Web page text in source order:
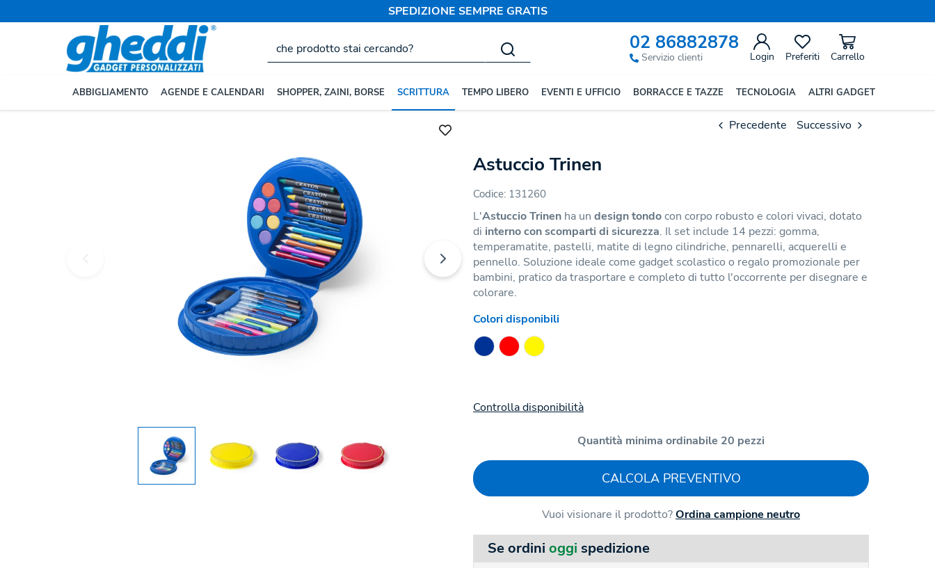
SPEDIZIONE SEMPRE GRATIS
02 86882878
Servizio clienti Login Preferiti Carrello
ABBIGLIAMENTO AGENDE E CALENDARI SHOPPER, ZAINI, BORSE SCRITTURA TEMPO LIBERO EVENTI E UFFICIO BORRACCE E TAZZE TECNOLOGIA ALTRI GADGET
Precedente Successivo
Astuccio Trinen
Codice: 131260
L'Astuccio Trinen ha un design tondocon corpo robusto e colori vivaci, dotato
di interno con scomparti di sicurezza. Il set include 14 pezzi: gomma,
temperamatite, pastelli, matite di legno cilindriche, pennarelli, acquerelli e
pennello. Soluzione ideale come gadget scolastico o regalo promozionale per
bambini, pratico da trasportare e completo di tutto l'occorrente per disegnare e
colorare.
Colori disponibili
Controlla disponibilità
Quantità minima ordinabile 20 pezzi
CALCOLA PREVENTIVO
Vuoi visionare il prodotto?Ordina campione neutro
Se ordini oggi spedizione